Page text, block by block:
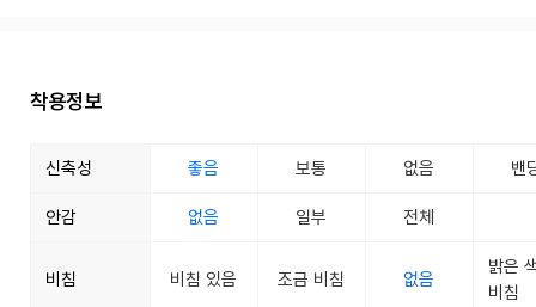
착용정보
신축성 좋음 보통 없음 밴
안감 없음 일부 전체
비침 비침 있음 조금 비침 없음
밝은
비침